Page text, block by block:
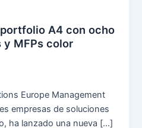
A4 con ocho
y MFPs color
Europe Management
empresas de soluciones
ha lanzado una nueva […]